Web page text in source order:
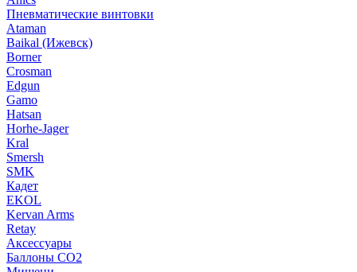
Пневматические винтовки
Ataman
Baikal (Ижевск)
Borner
Crosman
Edgun
Gamo
Hatsan
Horhe-Jager
Kral
Smersh
SMK
Кадет
EKOL
Kervan Arms
Retay
Аксессуары
Баллоны СО2